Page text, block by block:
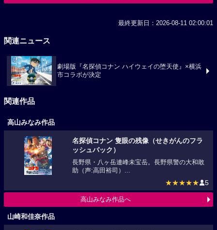
最終更新日：2026-08-11 02:00:01
関連ニュース
劇場版『名探偵コナン ハイウェイの堕天使』×横浜
市コラボが決定
関連作品
高山みなみ作品
名探偵コナン 隻眼の残像（せきがんのフラ
ッシュバック）
長野県・八ヶ岳連峰未宝岳。長野県警の大和敢
助（声:高田裕司）...
★★★★★ 5
高山みなみ作品へ
山崎和佳奈作品